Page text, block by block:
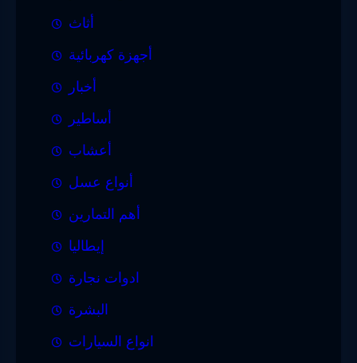
أثاث
أجهزة كهربائية
أخبار
أساطير
أعشاب
أنواع عسل
أهم التمارين
إيطاليا
ادوات نجارة
البشرة
انواع السيارات